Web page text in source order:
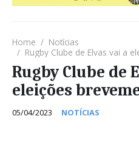
Home
Notícias
Rugby Clube de Elvas vai a
Rugby Clube de
eleições
05/04/2023 NOTÍCIAS